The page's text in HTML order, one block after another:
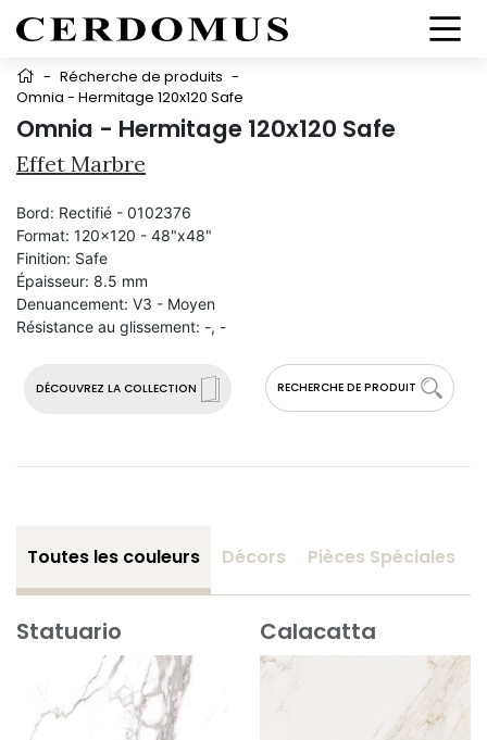
- Récherche de produits -
Omnia - Hermitage 120x120 Safe
Omnia - Hermitage 120x120 Safe
Effet Marbre
DÉCOUVREZ LA COLLECTION RECHERCHE DE PRODUIT
Bord: Rectifié - 0102376
Format: 120x120 - 48"x48"
Finition: Safe
Épaisseur: 8.5 mm
Denuancement: V3 - Moyen
Résistance au glissement: -, -
Toutes les couleurs Décors Pièces Spéciales
Statuario Calacatta